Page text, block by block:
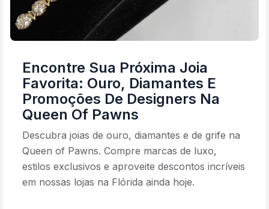
Encontre Sua Próxima Joia
Favorita: Ouro, Diamantes E
Promoções De Designers Na
Queen Of Pawns
Descubra joias de ouro, diamantes e de grife na
Queen of Pawns. Compre marcas de luxo,
estilos exclusivos e aproveite descontos incríveis
em nossas lojas na Flórida ainda hoje.